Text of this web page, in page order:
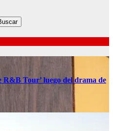
R&B Tour’ luego del drama de